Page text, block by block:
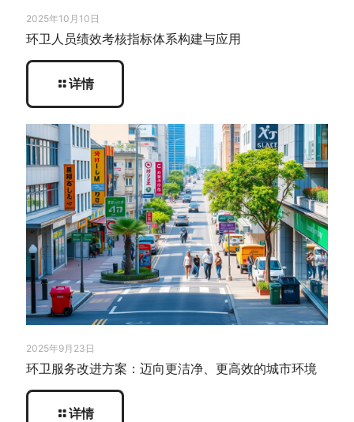
2025年10月10日
环卫人员绩效考核指标体系构建与应用
详情
2025年9月23日
环卫服务改进方案：迈向更洁净、更高效的城市环境
详情